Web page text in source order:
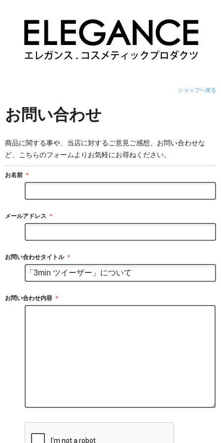
ショップへ戻る
お問い合わせ
商品に関する事や、当店に対するご意見ご感想、お問い合わせな
ど、こちらのフォームよりお気軽にお尋ねください。
お名前 ＊
メールアドレス ＊
お問い合わせタイトル ＊
お問い合わせ内容 ＊